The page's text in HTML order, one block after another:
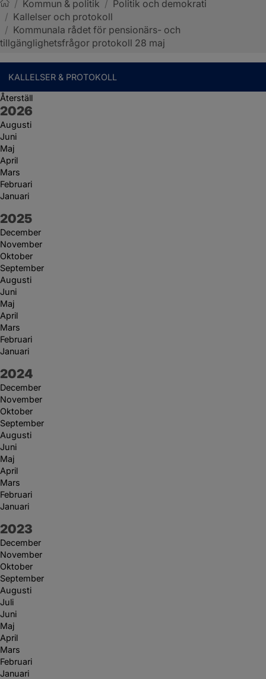
Sotenäs kommun
/ Kommun & politik / Politik och demokrati
/ Kallelser och protokoll
/ Kommunala rådet för pensionärs- och
tillgänglighetsfrågor protokoll 28 maj
KALLELSER & PROTOKOLL
Återställ
År:
2026
Augusti
Juni
Maj
April
Mars
Februari
Januari
År:
2025
December
November
Oktober
September
Augusti
Juni
Maj
April
Mars
Februari
Januari
År:
2024
December
November
Oktober
September
Augusti
Juni
Maj
April
Mars
Februari
Januari
År:
2023
December
November
Oktober
September
Augusti
Juli
Juni
Maj
April
Mars
Februari
Januari